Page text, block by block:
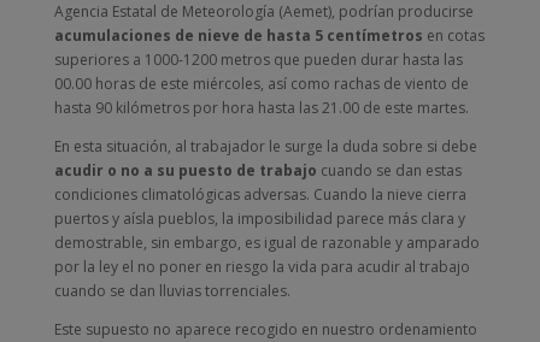
Agencia Estatal de Meteorología (Aemet), podrían producirse
acumulaciones de nieve de hasta 5 centímetros en cotas
superiores a 1000-1200 metros que pueden durar hasta las
00.00 horas de este miércoles, así como rachas de viento de
hasta 90 kilómetros por hora hasta las 21.00 de este martes.
En esta situación, al trabajador le surge la duda sobre si debe
acudir o no a su puesto de trabajo cuando se dan estas
condiciones climatológicas adversas. Cuando la nieve cierra
puertos y aísla pueblos, la imposibilidad parece más clara y
demostrable, sin embargo, es igual de razonable y amparado
por la ley el no poner en riesgo la vida para acudir al trabajo
cuando se dan lluvias torrenciales.
Este supuesto no aparece recogido en nuestro ordenamiento